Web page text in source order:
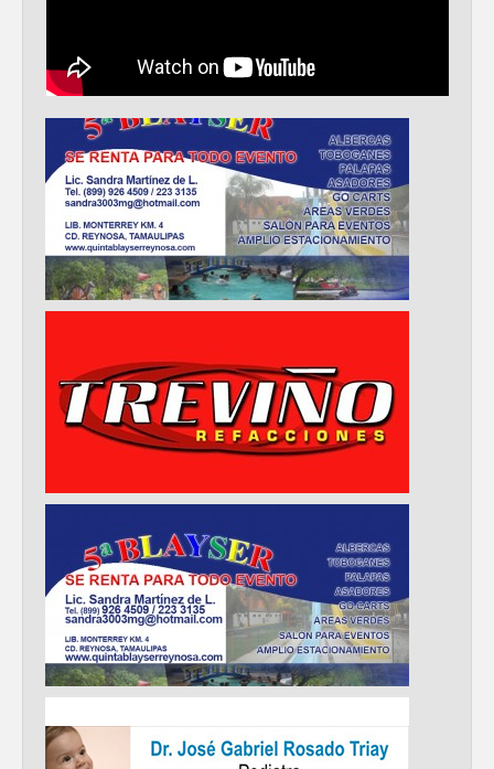
Logra STPS la generación de empleo
con más de 6 mil 900 colocaciones en
Anunciaron Gobierno Municipal,
PROFECO y CANACO: Feria de Regreso a
Clases 2026
Brindará Familia UAT un moderno
espacio con sentido humano en la nueva
sede del COMASS
GOBIERNO MUNICIPAL ACERCA
Impulsa STPS ferias del empleo para
jóvenes en tres regiones de Tamaulipas
de Tamaulipas Norte
GOBIERNO DE CARMEN LILIA
CANTUROSAS INVIERTE EN
INFRAESTRUCTURA HÍDRICA PARA
GARANTIZAR UN MEJOR SERVICIO DE
AGUA POTABLE
Facilita DIF Tamaulipas trámite de
credencial y placas de circulación para
personas con discapacidad
CONSOLIDA A NUEVO LAREDO COMO
REFERENTE DE ENERGÍA LIMPIA EN